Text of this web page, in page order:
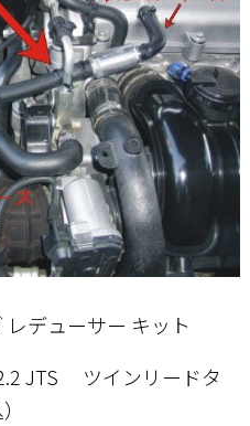
デューサー キット
JTS ツインリードタ